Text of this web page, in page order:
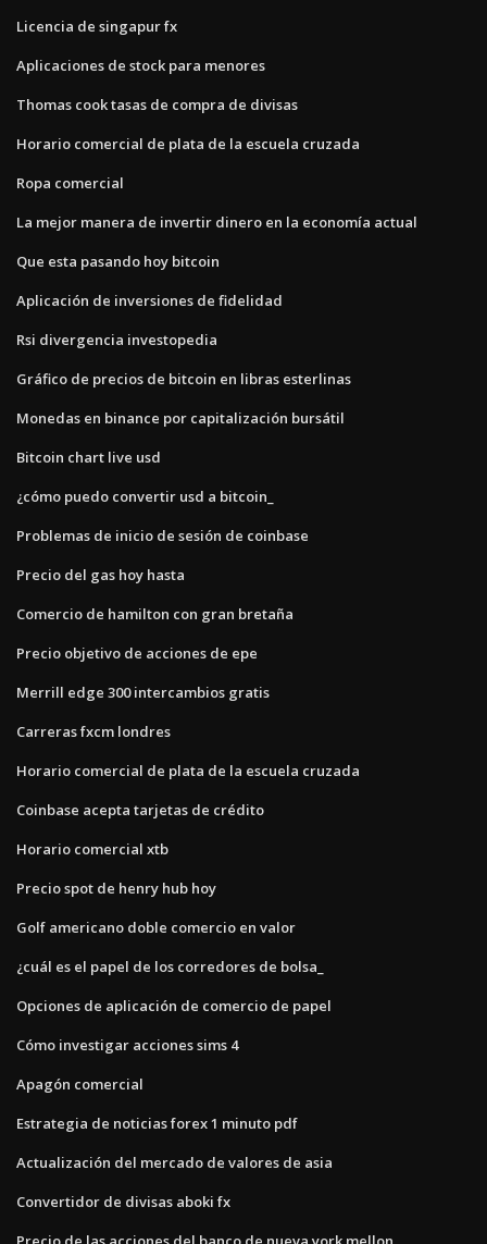
Licencia de singapur fx
Aplicaciones de stock para menores
Thomas cook tasas de compra de divisas
Horario comercial de plata de la escuela cruzada
Ropa comercial
La mejor manera de invertir dinero en la economía actual
Que esta pasando hoy bitcoin
Aplicación de inversiones de fidelidad
Rsi divergencia investopedia
Gráfico de precios de bitcoin en libras esterlinas
Monedas en binance por capitalización bursátil
Bitcoin chart live usd
¿cómo puedo convertir usd a bitcoin_
Problemas de inicio de sesión de coinbase
Precio del gas hoy hasta
Comercio de hamilton con gran bretaña
Precio objetivo de acciones de epe
Merrill edge 300 intercambios gratis
Carreras fxcm londres
Horario comercial de plata de la escuela cruzada
Coinbase acepta tarjetas de crédito
Horario comercial xtb
Precio spot de henry hub hoy
Golf americano doble comercio en valor
¿cuál es el papel de los corredores de bolsa_
Opciones de aplicación de comercio de papel
Cómo investigar acciones sims 4
Apagón comercial
Estrategia de noticias forex 1 minuto pdf
Actualización del mercado de valores de asia
Convertidor de divisas aboki fx